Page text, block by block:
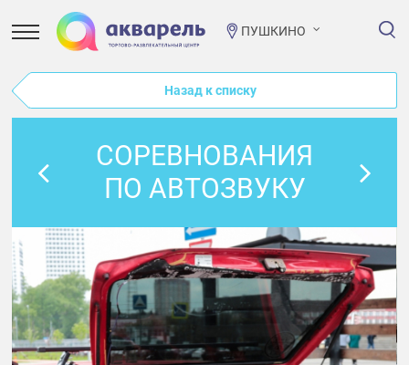
ПУШКИНО
Назад к списку
СОРЕВНОВАНИЯ
ПО АВТОЗВУКУ